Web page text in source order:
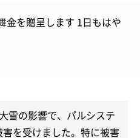
金を贈呈します 1日もはや
雪の影響で、パルシステ
を受けました。特に被害